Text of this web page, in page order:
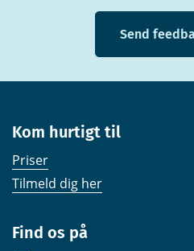
Send
Kom hurtigt til
Priser
Tilmeld dig her
Find os på